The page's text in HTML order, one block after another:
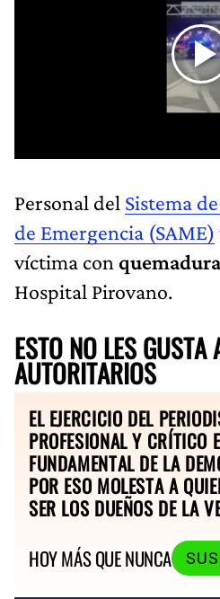
Personal del Sistema
de Emergencia (SAME)
víctima con
Hospital Pirovano.
ESTO NO LES GUSTA
AUTORITARIOS
EL EJERCICIO DEL
PROFESIONAL Y CRÍTICO
FUNDAMENTAL DE LA
POR ESO MOLESTA A
SER LOS DUEÑOS DE LA
HOY MÁS QUE NUNCA